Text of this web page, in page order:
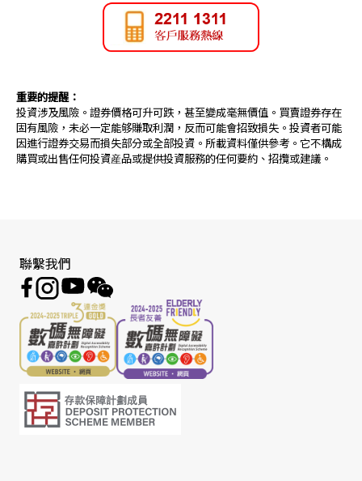
重要的提醒：
投資涉及風險。證券價格可升可跌，甚至變成毫無價值。買賣證券存在
固有風險，未必一定能够賺取利潤，反而可能會招致損失。投資者可能
因進行證券交易而損失部分或全部投資。所載資料僅供參考。它不構成
購買或出售任何投資産品或提供投資服務的任何要約、招攬或建議。
聯繫我們